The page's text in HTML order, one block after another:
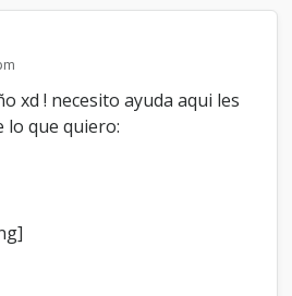
xd ! necesito ayuda aqui les
lo que quiero: